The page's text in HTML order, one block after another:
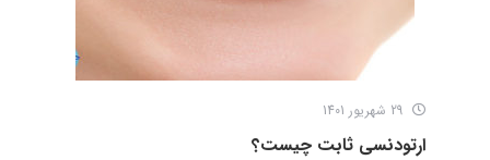
ارتودنسی ثابت چیست؟